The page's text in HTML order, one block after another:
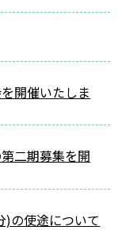
開催いたしま
二期募集を開
)の使途について